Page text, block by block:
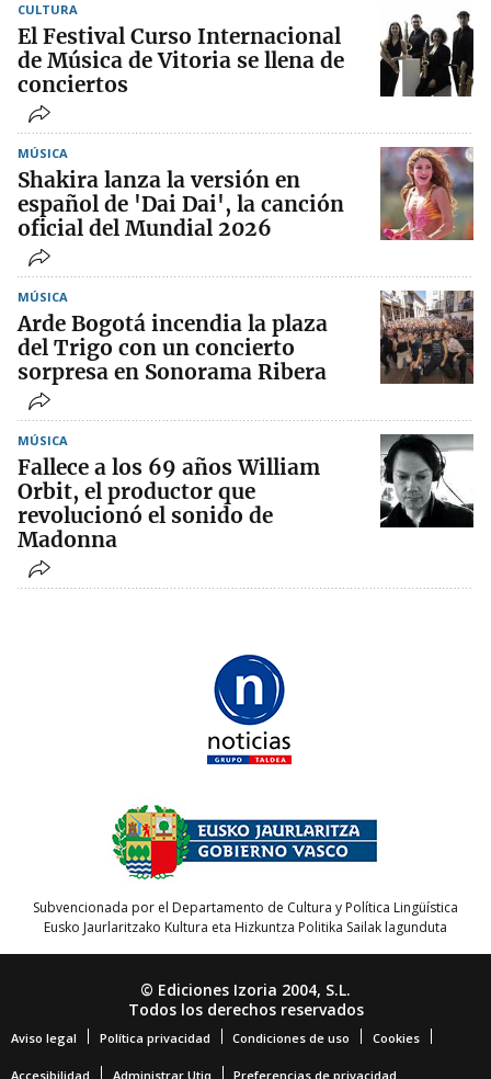
CULTURA
El Festival Curso Internacional
de Música de Vitoria se llena de
conciertos
MÚSICA
Shakira lanza la versión en
español de 'Dai Dai', la canción
oficial del Mundial 2026
MÚSICA
Arde Bogotá incendia la plaza
del Trigo con un concierto
sorpresa en Sonorama Ribera
MÚSICA
Fallece a los 69 años William
Orbit, el productor que
revolucionó el sonido de
Madonna
Subvencionada por el Departamento de Cultura y Política Lingüística
Eusko Jaurlaritzako Kultura eta Hizkuntza Politika Sailak lagunduta
© Ediciones Izoria 2004, S.L.
Todos los derechos reservados
Aviso legal Política privacidad Condiciones de uso Cookies
Accesibilidad Administrar Utiq Preferencias de privacidad